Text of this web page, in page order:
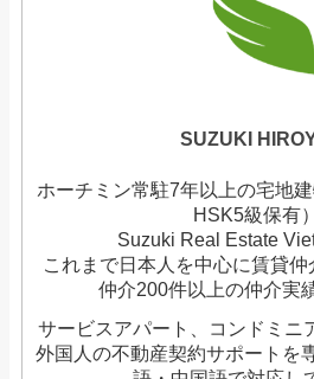
SUZUKI
ホーチミン常駐7年以上の宅地
HSK5級保有
Suzuki Real Estate
これまで日本人を中心に賃貸
仲介200件以上の仲介実
サービスアパート、コンドミニ
外国人の不動産契約サポートを